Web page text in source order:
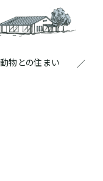
動物との住まい